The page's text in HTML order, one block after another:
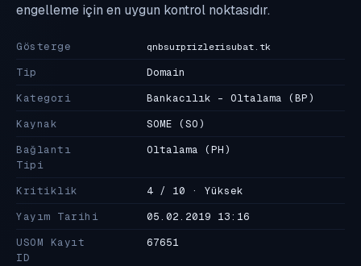
engelleme için en uygun kontrol noktasıdır.
Gösterge qnbsurprizlerisubat.tk
Tip
Domain
Kategori
Bankacılık - Oltalama (BP)
Kaynak
SOME (SO)
Bağlantı
Tipi
Oltalama (PH)
Kritiklik
4 / 10 · Yüksek
Yayım Tarihi
05.02.2019 13:16
USOM Kayıt
ID
67651